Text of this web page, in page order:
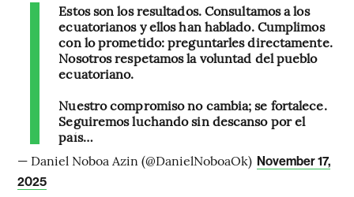
Estos son los resultados. Consultamos a los
ecuatorianos y ellos han hablado. Cumplimos
con lo prometido: preguntarles directamente.
Nosotros respetamos la voluntad del pueblo
ecuatoriano.
Nuestro compromiso no cambia; se fortalece.
Seguiremos luchando sin descanso por el
país…
— Daniel Noboa Azin (@DanielNoboaOk) November 17,
2025